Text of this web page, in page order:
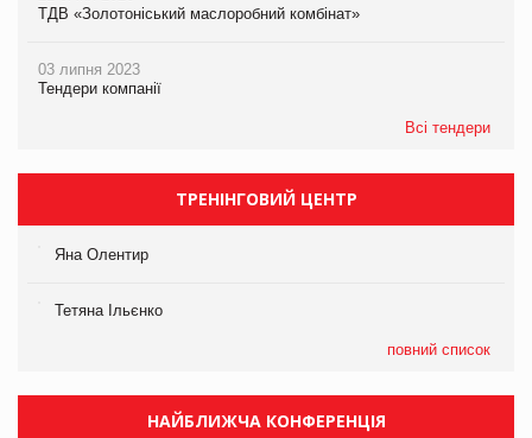
ТДВ «Золотоніський маслоробний комбінат»
03 липня 2023
Тендери компанії
Всі тендери
ТРЕНІНГОВИЙ ЦЕНТР
Яна Олентир
Тетяна Ільєнко
повний список
НАЙБЛИЖЧА КОНФЕРЕНЦІЯ